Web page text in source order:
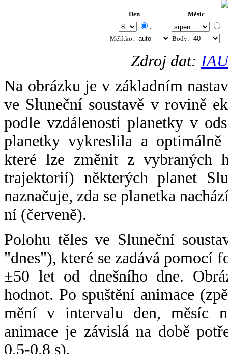
Den Měsíc
.
Měřítko: Body:
Zdroj dat:
Na obrázku je v základním
ve Sluneční soustavě v rovině
podle vzdálenosti planetky v
planetky vykreslila a
které lze změnit z vybraných
trajektorií) některých planet
naznačuje, zda se planetka
ní (červeně).
Polohu těles ve Sluneční
"dnes"), které se zadává pomocí
±50 let od dnešního dne.
hodnot. Po spuštění animace
mění v intervalu den, měsíc
animace je závislá na době
0,5-0,8 s).